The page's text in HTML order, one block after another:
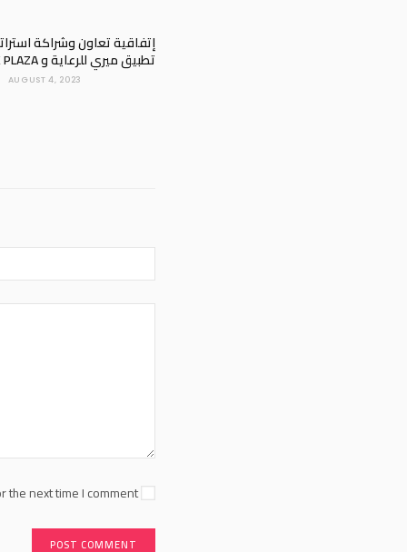
إتفاقية تعاون وشراكة
تطبيق ميري للرعاية و PARK PLAZA
AUGUST 4, 2023
next time I comment.